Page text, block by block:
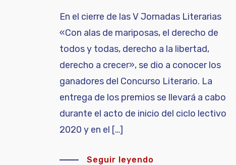
En el cierre de las V Jornadas Literarias
«Con alas de mariposas, el derecho de
todos y todas, derecho a la libertad,
derecho a crecer», se dio a conocer los
ganadores del Concurso Literario. La
entrega de los premios se llevará a cabo
durante el acto de inicio del ciclo lectivo
2020 y en el […]
Seguir leyendo